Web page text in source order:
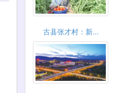
古县张才村：新...